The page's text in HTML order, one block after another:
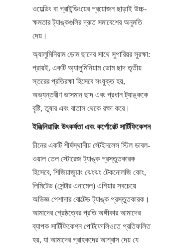
ওয়েল্ডিং বা গ্রাইন্ডিংয়ের প্রয়োজন ছাড়াই উচ্চ-
ক্ষমতার ট্যাঙ্কগুলির দ্রুত সমাবেশের অনুমতি
দেয়।
অ্যালুমিনিয়াম ডোম ছাদের সাথে সুপারিয়র সুরক্ষা:
প্রায়ই, একটি অ্যালুমিনিয়াম ডোম ছাদ তৃতীয়
স্তরের প্রতিরক্ষা হিসেবে সংযুক্ত হয়,
অভ্যন্তরীণ ভাসমান ছাদ এবং প্রধান ট্যাঙ্ককে
বৃষ্টি, তুষার এবং বাতাস থেকে রক্ষা করে।
ইঞ্জিনিয়ারিং উৎকর্ষতা এবং কর্পোরেট সার্টিফিকেশন
চীনের একটি শীর্ষস্থানীয় স্টেইনলেস স্টিল ডাবল-
ওয়াল তেল স্টোরেজ ট্যাঙ্ক প্রস্তুতকারক
হিসেবে, শিজিয়াজুয়াং ঝেংঝং টেকনোলজি কোং,
লিমিটেড (সেন্টার এনামেল) এশিয়ার সবচেয়ে
অভিজ্ঞ পেশাদার বোল্টেড ট্যাঙ্ক প্রস্তুতকারক।
আমাদের শ্রেষ্ঠত্বের প্রতি অঙ্গীকার আমাদের
ব্যাপক সার্টিফিকেশন পোর্টফোলিওতে প্রতিফলিত
হয়, যা আমাদের গ্রাহকদের আশ্বাস দেয় যে